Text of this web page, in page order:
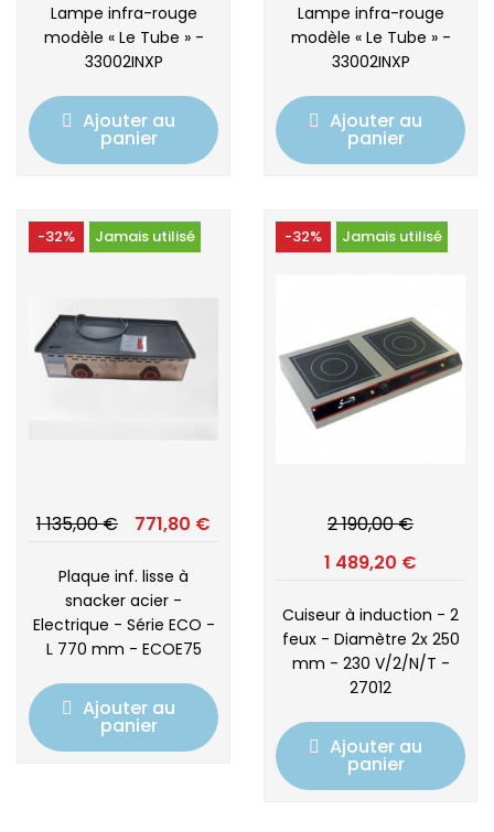
Lampe infra-rouge
modèle « Le Tube » -
33002INXP
Ajouter au
panier
Lampe infra-rouge
modèle « Le Tube » -
33002INXP
Ajouter au
panier
-32% Jamais utilisé
1 135,00 € 771,80 €
Plaque inf. lisse à
snacker acier -
Electrique - Série ECO -
L 770 mm - ECOE75
Ajouter au
panier
-32% Jamais utilisé
2 190,00 €
1 489,20 €
Cuiseur à induction - 2
feux - Diamètre 2x 250
mm - 230 V/2/N/T -
27012
Ajouter au
panier